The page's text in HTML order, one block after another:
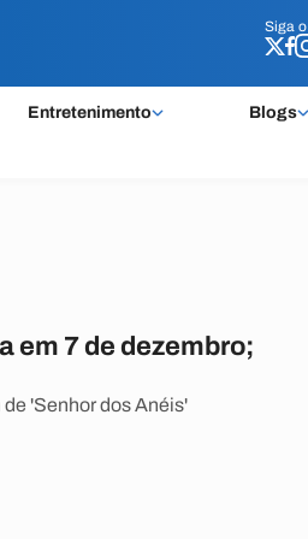
Siga o
Entretenimento Blogs
Siga o
em 7 de dezembro;
'Senhor dos Anéis'